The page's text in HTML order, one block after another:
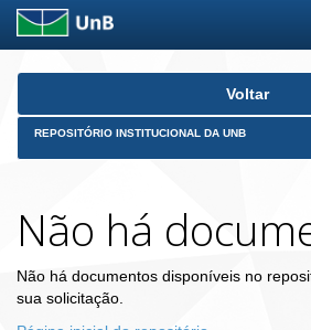
Skip
Voltar
REPOSITÓRIO INSTITUCIONAL DA UNB
Não há
Não há documentos disponíveis no
sua solicitação.